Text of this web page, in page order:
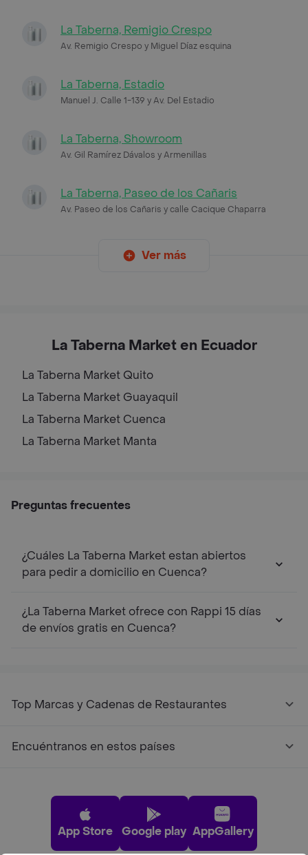
La Taberna, Remigio Crespo
Av. Remigio Crespo y Miguel Díaz esquina
La Taberna, Estadio
Manuel J. Calle 1-139 y Av. Del Estadio
La Taberna, Showroom
Av. Gil Ramírez Dávalos y Armenillas
La Taberna, Paseo de los Cañaris
Av. Paseo de los Cañaris y calle Cacique Chaparra
Ver más
La Taberna Market en Ecuador
La Taberna Market Quito
La Taberna Market Guayaquil
La Taberna Market Cuenca
La Taberna Market Manta
Preguntas frecuentes
¿Cuáles La Taberna Market estan abiertos
para pedir a domicilio en Cuenca?
¿La Taberna Market ofrece con Rappi 15 días
de envíos gratis en Cuenca?
Top Marcas y Cadenas de Restaurantes
Encuéntranos en estos países
App Store Google play AppGallery